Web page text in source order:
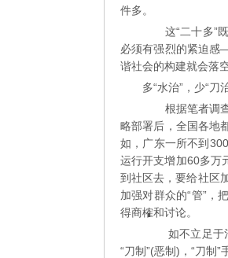
件多。
这“二十多”既
必须有强烈的紧迫感
谐社会的构建就会落空
多“水治”，少“刀
根据笔者调查
略部署后，全国各地
如，广东一所不到
运行开支增加60多万
到社区去，要给社区
加强对群众的“管”，
得商榷和讨论。
如不立足于治
“刀制”(恶制)，“刀制